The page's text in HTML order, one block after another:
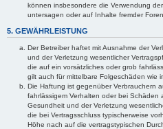
können insbesondere die Verwendung
untersagen oder auf Inhalte fremder
5. GEWÄHRLEISTUNG
Der Betreiber haftet mit Ausnahme der
und der Verletzung wesentlicher
die auf ein vorsätzliches oder grob
gilt auch für mittelbare Folgeschäden wie
Die Haftung ist gegenüber Verbrauchern
fahrlässigem Verhalten oder bei
Gesundheit und der Verletzung
die bei Vertragsschluss typischerweise
Höhe nach auf die vertragstypischen